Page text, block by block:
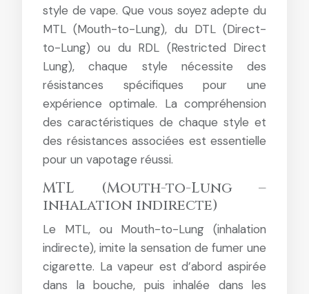
style de vape. Que vous soyez adepte du
MTL (Mouth-to-Lung), du DTL (Direct-
to-Lung) ou du RDL (Restricted Direct
Lung), chaque style nécessite des
résistances spécifiques pour une
expérience optimale. La compréhension
des caractéristiques de chaque style et
des résistances associées est essentielle
pour un vapotage réussi.
MTL (Mouth-to-Lung –
inhalation indirecte)
Le MTL, ou Mouth-to-Lung (inhalation
indirecte), imite la sensation de fumer une
cigarette. La vapeur est d’abord aspirée
dans la bouche, puis inhalée dans les